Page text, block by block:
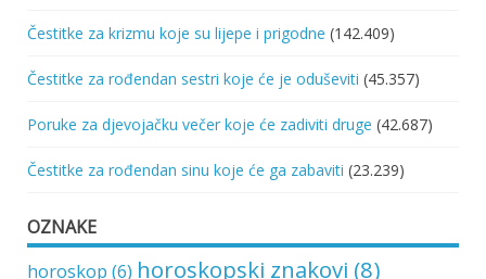
Čestitke za krizmu koje su lijepe i prigodne (142.409)
Čestitke za rođendan sestri koje će je oduševiti (45.357)
Poruke za djevojačku večer koje će zadiviti druge (42.687)
Čestitke za rođendan sinu koje će ga zabaviti (23.239)
OZNAKE
horoskop (6) horoskopski znakovi (8)